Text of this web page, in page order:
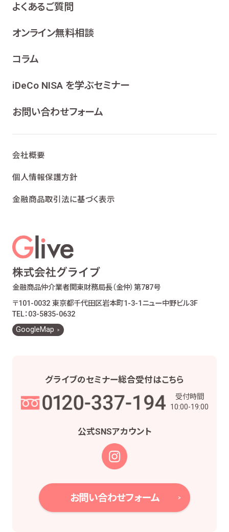
2 利用目的
当社は、お客様の同意を得た場合及び法令等により例
必要な範囲内でお客様の個人情報を取り扱います。
ンケート、各種情報提供を行うため
グ及びこれらに付帯・関連する商品・サービスの
当社が取り扱う生命保険、損害保険及びこれら
金融商品仲介業における有価証券・金融商品の
提携会社の金融商品の勧誘・販売、サービスの
供の妥当性を判断するため
お客様ご本人であること又はご本人の代理人で
あることを確認するため
お客様に対し、お取引結果、お預り残高などの報
お客様とのお取引に関する事務を行うため
お客様との契約や法律等に基づく権利の行使や
義務の履行のため
ため
一部について委託された場合等において、委託
お取引先との打合せ、情報提供・連絡、お取引先
の皆様から委託された業務の遂行等を行うため
当社株主様及び当社株式の管理業務、株主様又
は会社による権利の行使・義務の履行、及び法
令に基づく書面・記録・データの作成のため
役職員の給与の計算・支払、人事管理業務のた
め
金融商品仲介業者関東財務局長（金仲）第787号
〒101-0032 東京都千代田区岩本町1-3-1 ニュー中野ビル3F
TEL：03-5835-0632
GoogleMap
よくあるご質問
オンライン無料相談
コラム
iDeCo NISA を学ぶセミナー
お問い合わせフォーム
会社概要
個人情報保護方針
金融商品取引法に基づく表示
グライブのセミナー総合受付はこちら
受付時間
10:00-19:00
公式SNSアカウント
お問い合わせフォーム